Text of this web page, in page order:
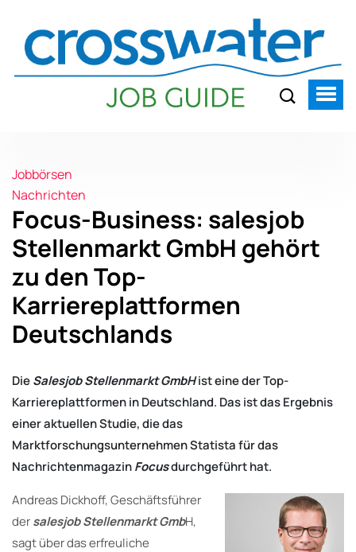
Jobbörsen
Nachrichten
Focus-Business: salesjob
Stellenmarkt GmbH gehört
zu den Top-
Karriereplattformen
Deutschlands
DieSalesjob Stellenmarkt GmbHist eine der Top-
Karriereplattformen in Deutschland. Das ist das Ergebnis
einer aktuellen Studie, die das
Marktforschungsunternehmen Statista für das
NachrichtenmagazinFocusdurchgeführt hat.
Andreas Dickhoff, Geschäftsführer
dersalesjob Stellenmarkt GmbH,
sagt über das erfreuliche